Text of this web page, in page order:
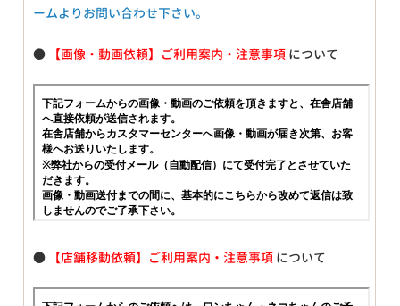
ームよりお問い合わせ下さい。
● 【画像・動画依頼】ご利用案内・注意事項 について
● 【店舗移動依頼】ご利用案内・注意事項 について